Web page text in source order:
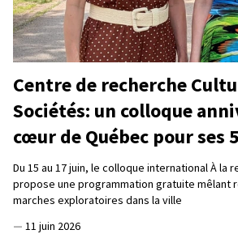
Centre de recherche
Sociétés: un colloque
cœur de Québec pour ses
Du 15 au 17 juin, le colloque international À la
propose une programmation gratuite mêlant
marches exploratoires dans la ville
— 11 juin 2026